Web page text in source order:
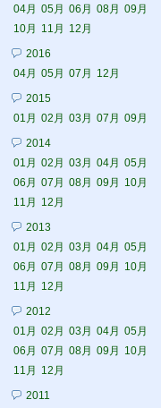
04月 05月 06月 08月 09月
10月
11月
12月
2016
04月 05月 07月
12月
2015
01月 02月 03月 07月 09月
2014
01月 02月 03月 04月 05月
06月 07月 08月 09月
10月
11月
12月
2013
01月 02月 03月 04月 05月
06月 07月 08月 09月
10月
11月
12月
2012
01月 02月 03月 04月 05月
06月 07月 08月 09月
10月
11月
12月
2011